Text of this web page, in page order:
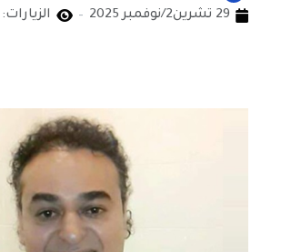
29 تشرين2/نوفمبر 2025
الزيارات: 1361